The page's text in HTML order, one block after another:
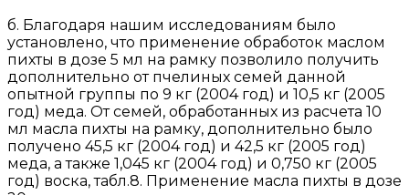
б. Благодаря нашим исследованиям было
установлено, что применение обработок маслом
пихты в дозе 5 мл на рамку позволило получить
дополнительно от пчелиных семей данной
опытной группы по 9 кг (2004 год) и 10,5 кг (2005
год) меда. От семей, обработанных из расчета 10
мл масла пихты на рамку, дополнительно было
получено 45,5 кг (2004 год) и 42,5 кг (2005 год)
меда, а также 1,045 кг (2004 год) и 0,750 кг (2005
год) воска, табл.8. Применение масла пихты в дозе